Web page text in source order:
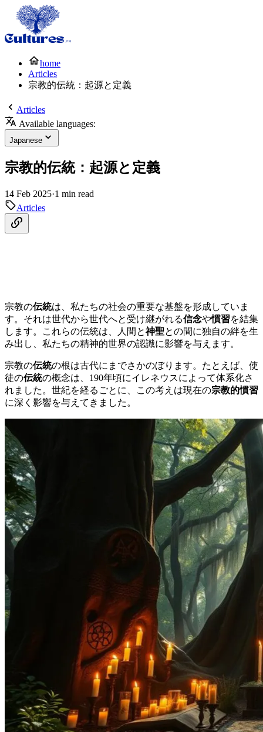
home
Articles
宗教的伝統：起源と定義
Articles
Available languages:
Japanese
宗教的伝統：起源と定義
14 Feb 2025·1 min read
Articles
宗教の伝統は、私たちの社会の重要な基盤を形成していま
す。それは世代から世代へと受け継がれる信念や慣習を結集
します。これらの伝統は、人間と神聖との間に独自の絆を生
み出し、私たちの精神的世界の認識に影響を与えます。
宗教の伝統の根は古代にまでさかのぼります。たとえば、使
徒の伝統の概念は、190年頃にイレネウスによって体系化さ
れました。世紀を経るごとに、この考えは現在の宗教的慣習
に深く影響を与えてきました。